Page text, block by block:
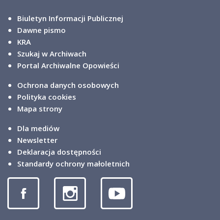
Biuletyn Informacji Publicznej
Dawne pismo
KRA
Szukaj w Archiwach
Portal Archiwalne Opowieści
Ochrona danych osobowych
Polityka cookies
Mapa strony
Dla mediów
Newsletter
Deklaracja dostępności
Standardy ochrony małoletnich